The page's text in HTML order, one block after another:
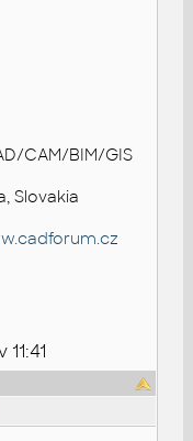
CAM/BIM/GIS
Slovakia